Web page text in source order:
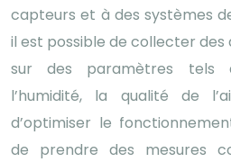
capteurs et à des systèmes
il est possible de collecter
sur des paramètres tels
l’humidité, la qualité de
d’optimiser le
de prendre des mesures